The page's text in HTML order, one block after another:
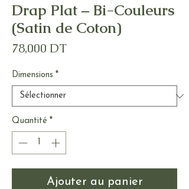
Drap Plat – Bi-Couleurs
(Satin de Coton)
78,000 DTPrix
Dimensions *
Quantité *
Ajouter au panier